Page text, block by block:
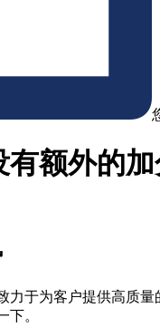
额外的
力于为客户提供高质
下。